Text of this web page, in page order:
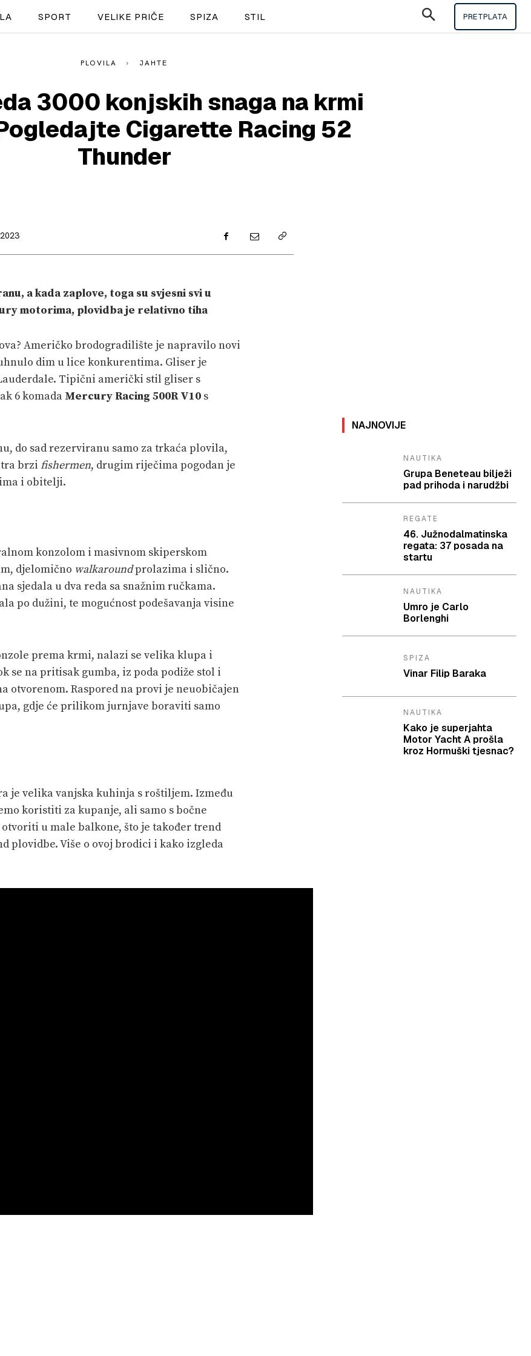
SPORT
PLOVILA
PLOVIDBA
SPORT VELIKE PRIČE SPIZA STIL PRETPLATA
PLOVILA JAHTE
3000 konjskih snaga na krmi
Cigarette Racing 52
Thunder
a kada zaplove, toga su svjesni svi u
motorima, plovidba je relativno tiha
Američko brodogradilište je napravilo novi
dim u lice konkurentima. Gliser je
Tipični američki stil gliser s
6 komada Mercury Racing 500R V10 s
do sad rezerviranu samo za trkaća plovila,
brzi fishermen, drugim riječima pogodan je
i obitelji.
konzolom i masivnom skiperskom
djelomično walkaroundprolazima i slično.
sjedala u dva reda sa snažnim ručkama.
po dužini, te mogućnost podešavanja visine
prema krmi, nalazi se velika klupa i
se na pritisak gumba, iz poda podiže stol i
otvorenom. Raspored na provi je neuobičajen
gdje će prilikom jurnjave boraviti samo
je velika vanjska kuhinja s roštiljem. Između
koristiti za kupanje, ali samo s bočne
u male balkone, što je također trend
plovidbe. Više o ovoj brodici i kako izgleda
NAJNOVIJE
NAUTIKA
Grupa Beneteau bilježi
pad prihoda i narudžbi
REGATE
46. Južnodalmatinska
regata: 37 posada na
startu
NAUTIKA
Umro je Carlo
Borlenghi
SPIZA
Vinar Filip Baraka
NAUTIKA
Kako je superjahta
Motor Yacht A prošla
kroz Hormuški tjesnac?